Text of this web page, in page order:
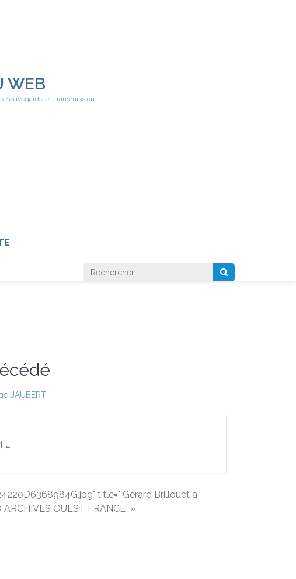
WEB
et Transmission.
Rechercher :
JAUBERT
…
title=" Gérard Brillouet a
OUEST FRANCE »